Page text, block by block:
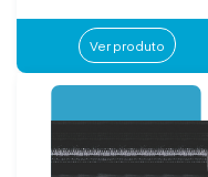
Ver produto